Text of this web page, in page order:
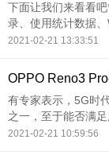
下面让我们来看看
录、使用统计数据
除预设程序，及SD
2021-02-21 13:33:51
OPPO Reno3
有专家表示，5G时
之一，至于能否满
就显得尤为重要，
2021-02-21 10:59:56